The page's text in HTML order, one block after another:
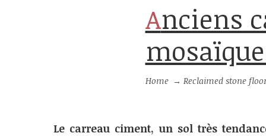
Anciens carreaux en ciment décor
Home →Reclaimed stone
Le carreau ciment, un sol très